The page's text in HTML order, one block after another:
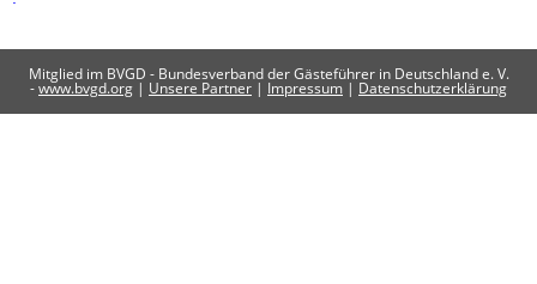
Mitglied im BVGD - Bundesverband der Gästeführer in Deutschland e. V.
-www.bvgd.org | Unsere Partner | Impressum | Datenschutzerklärung